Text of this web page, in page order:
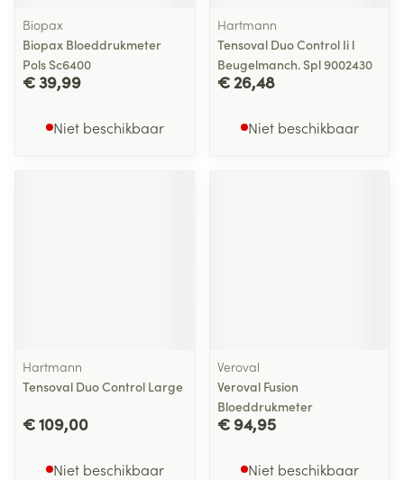
Biopax
Biopax Bloeddrukmeter
Pols Sc6400
€ 39,99
Niet beschikbaar
Hartmann
Tensoval Duo Control Ii l
Beugelmanch. Spl 9002430
€ 26,48
Niet beschikbaar
Hartmann
Tensoval Duo Control Large
€ 109,00
Niet beschikbaar
Veroval
Veroval Fusion
Bloeddrukmeter
€ 94,95
Niet beschikbaar